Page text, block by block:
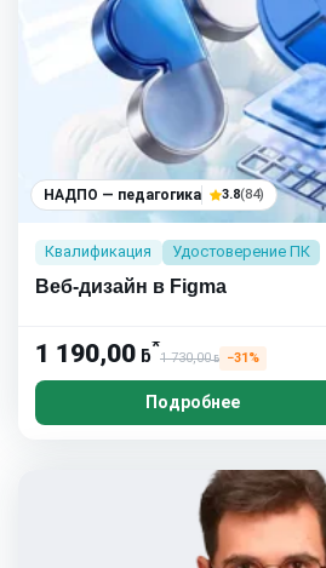
НАДПО — педагогика 3.8(84)
Квалификация Удостоверение ПК
Веб-дизайн в Figma
1 190,00 ƃ*
1 730,00ƃ −31%
Подробнее